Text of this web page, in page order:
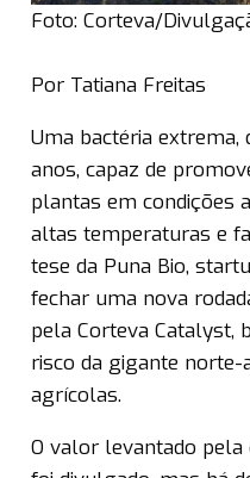
Foto: Corteva/
Por Tatiana Freitas
Uma bactéria extrema,
anos, capaz de
plantas em condições
altas temperaturas e
tese da Puna Bio,
fechar uma nova
pela Corteva Catalyst,
risco da gigante norte-
agrícolas.
O valor levantado